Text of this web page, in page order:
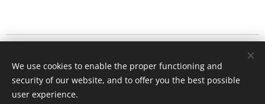
Suonojantie 200, 01860 PERTTULA
info@vauhtifarmi.fi
We use cookies to enable the proper functioning and
security of our website, and to offer you the best possible
user experience.